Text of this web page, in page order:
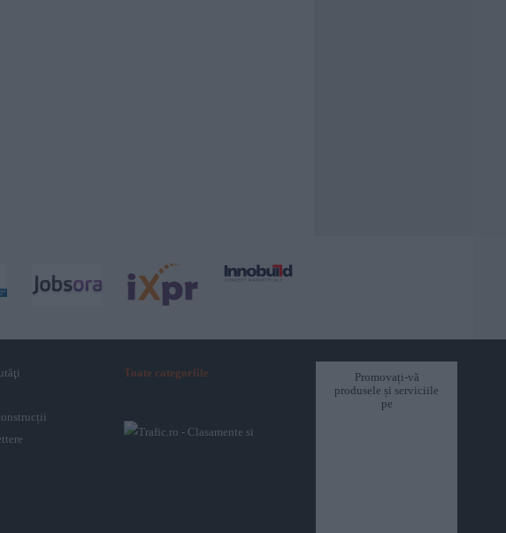
Toate categoriile
Promovați-vă
produsele și serviciile
pe